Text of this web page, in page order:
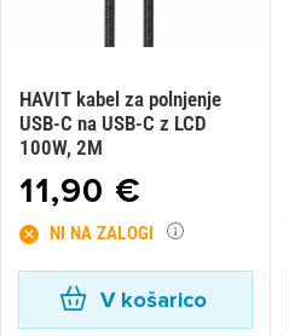
HAVIT kabel za polnjenje
USB-C na USB-C z LCD
100W, 2M
11,90 €
NI NA ZALOGI
V košarico